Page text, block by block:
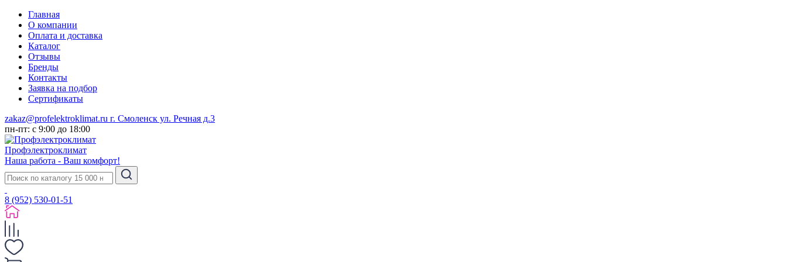
Главная
О компании
Оплата и доставка
Каталог
Отзывы
Бренды
Контакты
Заявка на подбор
Сертификаты
zakaz@profelektroklimat.ru г. Смоленск ул. Речная д.3
пн-пт: с 9:00 до 18:00
Профэлектроклимат
Наша работа - Ваш комфорт!
8 (952) 530-01-51